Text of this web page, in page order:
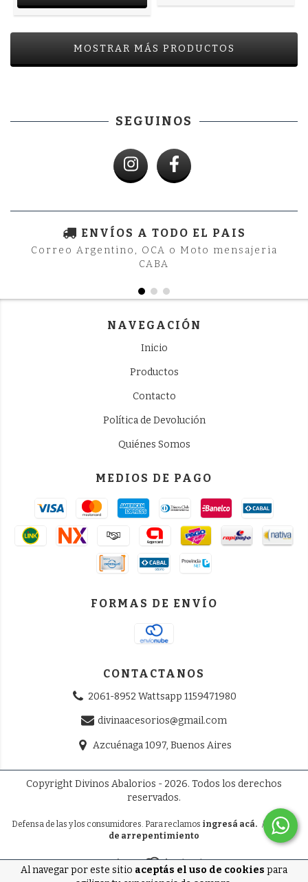
Al navegar por este sitio aceptás el uso de cookies para
MOSTRAR MÁS PRODUCTOS
SEGUINOS
ENVÍOS A TODO EL PAIS
Correo Argentino, OCA o Moto mensajeria
CABA
NAVEGACIÓN
Inicio
Productos
Contacto
Política de Devolución
Quiénes Somos
MEDIOS DE PAGO
FORMAS DE ENVÍO
CONTACTANOS
2061-8952 Wattsapp 1159471980
divinaacesorios@gmail.com
Azcuénaga 1097, Buenos Aires
Copyright Divinos Abalorios - 2026. Todos los derechos
reservados.
Defensa de las y los consumidores. Para reclamos ingresá acá. /
Botón
de arrepentimiento